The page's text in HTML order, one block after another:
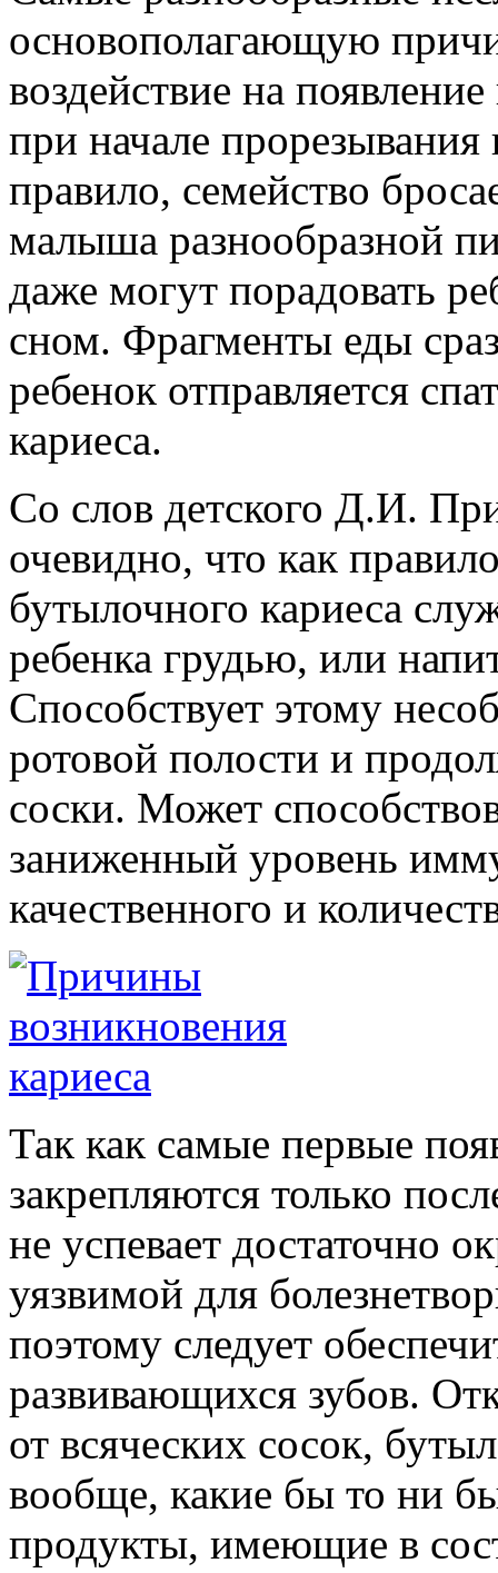
основополагающую
воздействие на
при начале прорезывания
правило, семейство
малыша разнообразной
даже могут порадовать
сном. Фрагменты еды
ребенок отправляется
кариеса.
Со слов детского Д.И.
очевидно, что как
бутылочного кариеса
ребенка грудью, или
Способствует этому
ротовой полости и
соски. Может
заниженный уровень
качественного и
Так как самые первые
закрепляются только
не успевает достаточно
уязвимой для
поэтому следует
развивающихся зубов.
от всяческих сосок,
вообще, какие бы то ни
продукты, имеющие в